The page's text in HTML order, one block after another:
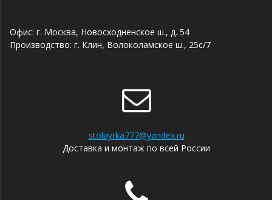
Офис: г. Москва, Новосходненское ш., д. 54
Производство: г. Клин, Волоколамское ш., 25с/7
stolayrka777@yandex.ru
Доставка и монтаж по всей России